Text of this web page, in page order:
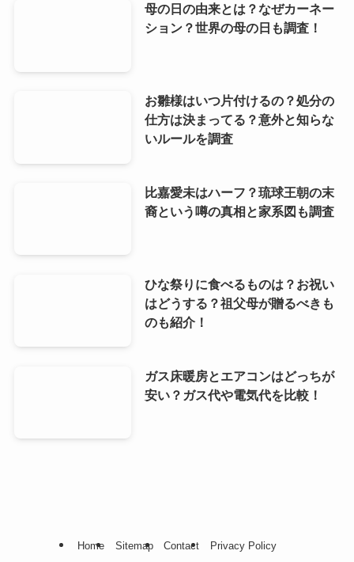
母の日の由来とは？なぜカーネー
ション？世界の母の日も調査！
お雛様はいつ片付けるの？処分の
仕方は決まってる？意外と知らな
いルールを調査
比嘉愛未はハーフ？琉球王朝の末
裔という噂の真相と家系図も調査
ひな祭りに食べるものは？お祝い
はどうする？祖父母が贈るべきも
のも紹介！
ガス床暖房とエアコンはどっちが
安い？ガス代や電気代を比較！
Home Sitemap Contact Privacy Policy